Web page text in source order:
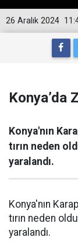
26 Aralık 2024
Konya’da
Konya'nın
tırın neden
yaralandı.
Konya'nın
tırın neden
yaralandı.